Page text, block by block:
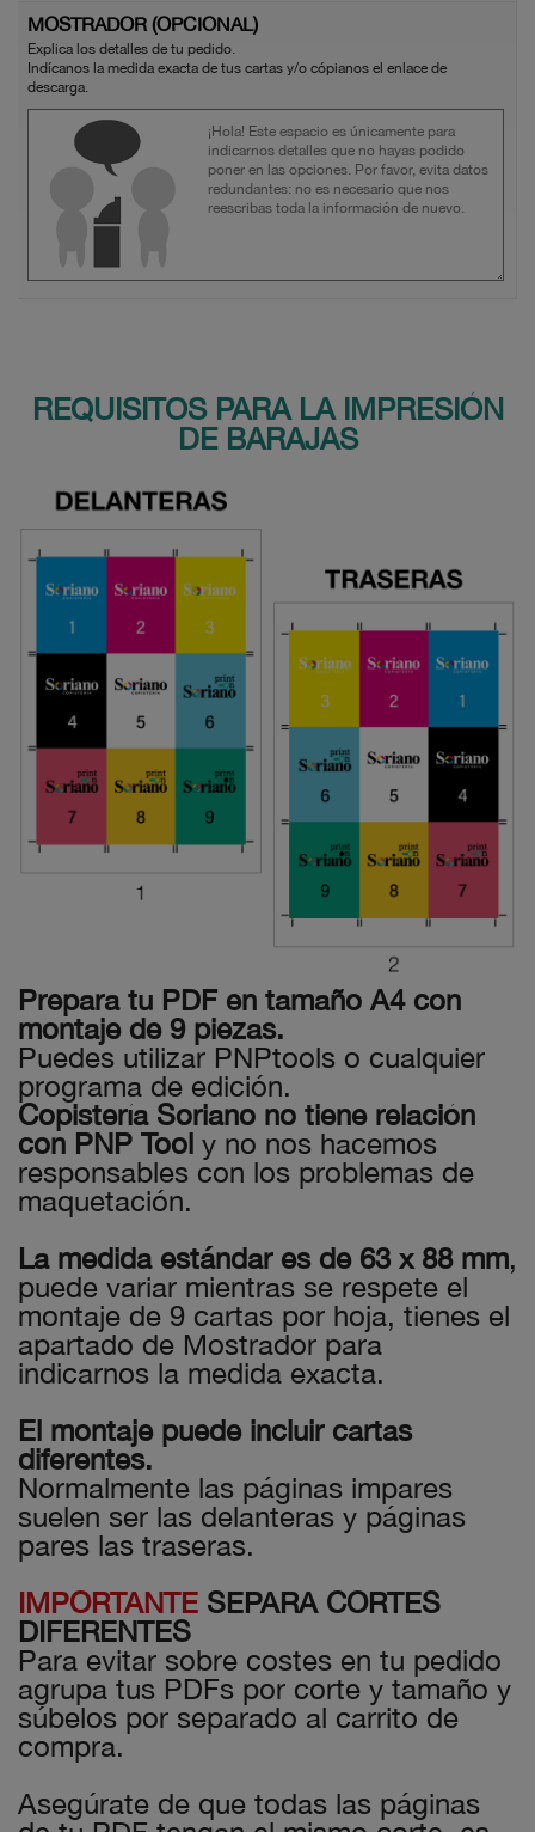
MOSTRADOR (OPCIONAL)
Explica los detalles de tu pedido.
Indícanos la medida exacta de tus cartas y/o cópianos el enlace de
descarga.
REQUISITOS PARA LA IMPRESIÓN
DE BARAJAS
Prepara tu PDF en tamaño A4 con
montaje de 9 piezas.
Puedes utilizar PNPtools o cualquier
programa de edición.
Copistería Soriano no tiene relación
con PNP Tool y no nos hacemos
responsables con los problemas de
maquetación.
La medida estándar es de 63 x 88 mm,
puede variar mientras se respete el
montaje de 9 cartas por hoja, tienes el
apartado de Mostrador para
indicarnos la medida exacta.
El montaje puede incluir cartas
diferentes.
Normalmente las páginas impares
suelen ser las delanteras y páginas
pares las traseras.
IMPORTANTE SEPARA CORTES
DIFERENTES
Para evitar sobre costes en tu pedido
agrupa tus PDFs por corte y tamaño y
súbelos por separado al carrito de
compra.
Asegúrate de que todas las páginas